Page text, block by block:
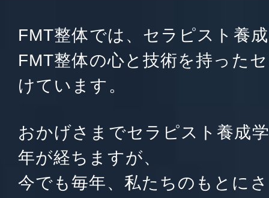
FMT整体では、セラピスト養
FMT整体の心と技術を持った
けています。
おかげさまでセラピスト養成
年が経ちますが、
今でも毎年、私たちのもとに